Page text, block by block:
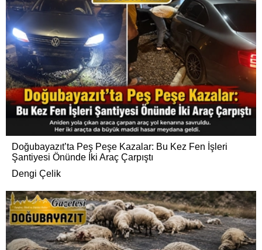
Doğubayazıt’ta Peş Peşe Kazalar: Bu Kez Fen İşleri
Şantiyesi Önünde İki Araç Çarpıştı
Dengi Çelik